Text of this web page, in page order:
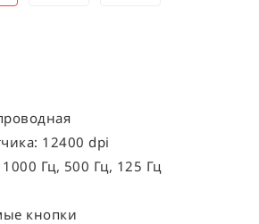
12400 dpi
1000 Гц, 500 Гц, 125 Гц
кнопки